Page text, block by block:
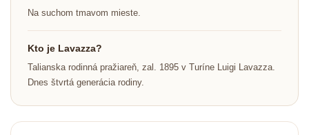
Na suchom tmavom mieste.
Kto je Lavazza?
Talianska rodinná pražiareň, zal. 1895 v Turíne Luigi Lavazza.
Dnes štvrtá generácia rodiny.